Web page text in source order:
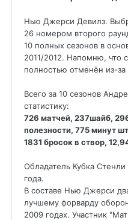
Нью Джерси Девилз.
26 номером второго
10 полных сезонов в
2011/2012. Напомню, что
полностью отменён из-за
Всего за 10 сезонов
статистику:
726 матчей, 237шайб,
полезности, 775 минут
1831 бросок в створ,
Обладатель Кубка
года.
В составе Нью Джерси
лучшему форварду
2009 годах. Участник